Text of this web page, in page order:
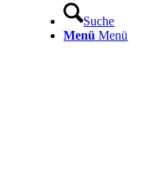
Suche
Menü Menü